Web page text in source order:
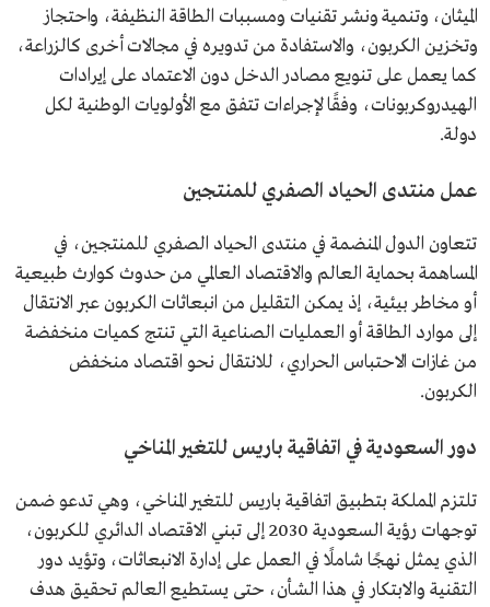
الميثان، وتنمية ونشر تقنيات ومسببات الطاقة النظيفة، واحتجاز
وتخزين الكربون، والاستفادة من تدويره في مجالات أخرى كالزراعة،
كما يعمل على تنويع مصادر الدخل دون الاعتماد على إيرادات
الهيدروكربونات، وفقًا لإجراءات تتفق مع الأولويات الوطنية لكل
دولة.
عمل منتدى الحياد الصفري للمنتجين
تتعاون الدول المنضمة في منتدى الحياد الصفري للمنتجين، في
المساهمة بحماية العالم والاقتصاد العالمي من حدوث كوارث طبيعية
أو مخاطر بيئية، إذ يمكن التقليل من انبعاثات الكربون عبر الانتقال
إلى موارد الطاقة أو العمليات الصناعية التي تنتج كميات منخفضة
من غازات الاحتباس الحراري، للانتقال نحو اقتصاد منخفض
الكربون.
دور السعودية في اتفاقية باريس للتغير المناخي
تلتزم المملكة بتطبيق اتفاقية باريس للتغير المناخي، وهي تدعو ضمن
توجهات رؤية السعودية 2030 إلى تبني الاقتصاد الدائري للكربون،
الذي يمثل نهجًا شاملًا في العمل على إدارة الانبعاثات، وتؤيد دور
التقنية والابتكار في هذا الشأن، حتى يستطيع العالم تحقيق هدف